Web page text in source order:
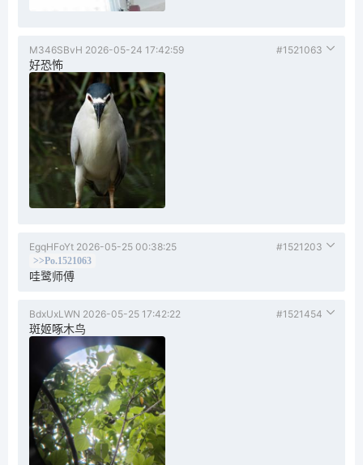
M346SBvH 2026-05-24 17:42:59 #1521063
好恐怖
EgqHFoYt 2026-05-25 00:38:25 #1521203
>>Po.1521063
哇鹭师傅
BdxUxLWN 2026-05-25 17:42:22 #1521454
斑姬啄木鸟